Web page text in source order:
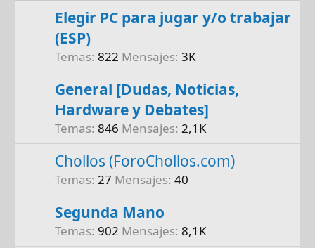
Elegir PC para jugar y/o trabajar
(ESP)
Temas 822 Mensajes 3K
General [Dudas, Noticias,
Hardware y Debates]
Temas 846 Mensajes 2,1K
Chollos (ForoChollos.com)
Temas 27 Mensajes 40
Segunda Mano
Temas 902 Mensajes 8,1K